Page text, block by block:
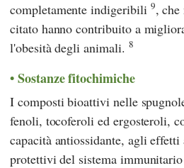
completamente indigeribili 9,
citato hanno contribuito a
l'obesità degli animali. 8
Sostanze fitochimiche
I composti bioattivi nelle
fenoli, tocoferoli ed ergosteroli,
capacità antiossidante, agli
protettivi del sistema